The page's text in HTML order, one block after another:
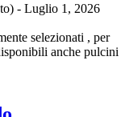
- Luglio 1, 2026
selezionati , per
anche pulcini